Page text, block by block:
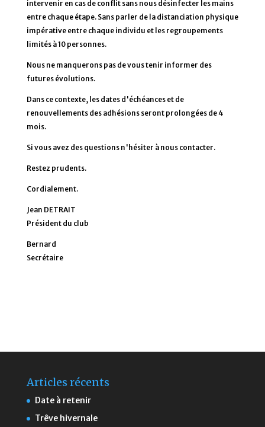
intervenir en cas de conflit sans nous désinfecter les mains
entre chaque étape. Sans parler de la distanciation physique
impérative entre chaque individu et les regroupements
limités à 10 personnes.
Nous ne manquerons pas de vous tenir informer des
futures évolutions.
Dans ce contexte, les dates d'échéances et de
renouvellements des adhésions seront prolongées de 4
mois.
Si vous avez des questions n'hésiter à nous contacter.
Restez prudents.
Cordialement.
Jean DETRAIT
Président du club
Bernard
Secrétaire
Articles récents
Date à retenir
Trêve hivernale